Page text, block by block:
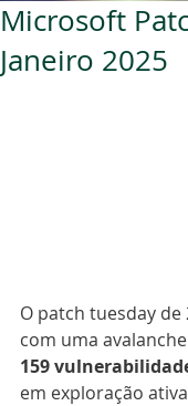
Microsoft
Janeiro 2025
O patch tuesday de
com uma
159
em exploração